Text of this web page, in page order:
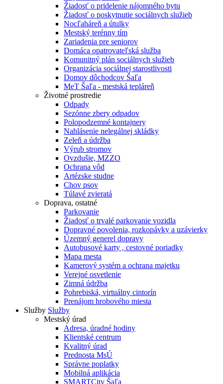
Žiadosť o pridelenie nájomného bytu
Žiadosť o poskytnutie sociálnych služieb
Nocľaháreň a útulky
Mestský terénny tím
Zariadenia pre seniorov
Domáca opatrovateľská služba
Komunitný plán sociálnych služieb
Organizácia sociálnej starostlivosti
Domov dôchodcov Šaľa
MeT Šaľa - mestská tepláreň
Životné prostredie
Odpady
Sezónne zbery odpadov
Polopodzemné kontajnery
Nahlásenie nelegálnej skládky
Zeleň a údržba
Výrub stromov
Ovzdušie, MZZO
Ochrana vôd
Artézske studne
Chov psov
Túlavé zvieratá
Doprava, ostatné
Parkovanie
Žiadosť o trvalé parkovanie vozidla
Dopravné povolenia, rozkopávky a uzávierky
Územný generel dopravy
Autobusové karty , cestovné poriadky
Mapa mesta
Kamerový systém a ochrana majetku
Verejné osvetlenie
Zimná údržba
Pohrebiská, virtuálny cintorín
Prenájom hrobového miesta
Služby Služby
Mestský úrad
Adresa, úradné hodiny
Klientské centrum
Kvalitný úrad
Prednosta MsÚ
Správne poplatky
Mobilná aplikácia
SMARTCity Šaľa